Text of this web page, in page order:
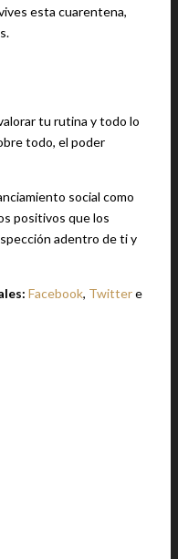
esta cuarentena,
tu rutina y todo lo
social como
positivos que los
adentro de ti y
Facebook, Twittere